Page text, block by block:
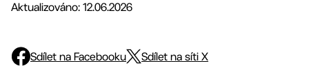
Aktualizováno: 12.06.2026
Sdílet na Facebooku Sdílet na síti X